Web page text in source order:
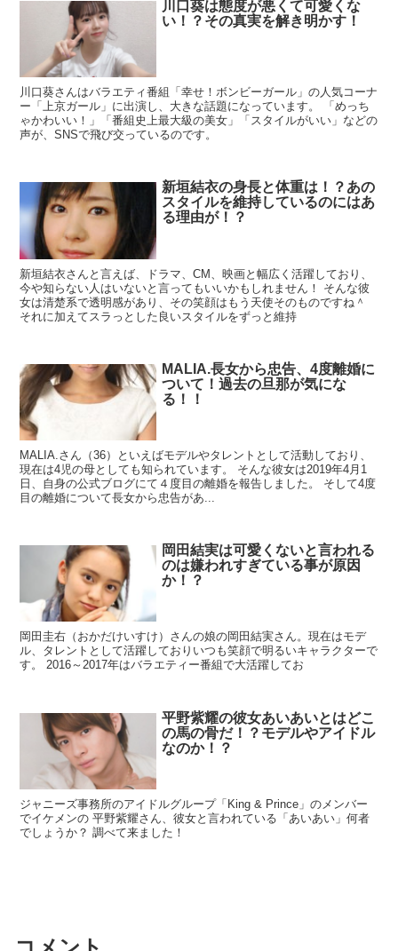
川口葵は態度が悪くて可愛くな
い！？その真実を解き明かす！
川口葵さんはバラエティ番組「幸せ！ボンビーガール」の人気コーナ
ー「上京ガール」に出演し、大きな話題になっています。 「めっち
ゃかわいい！」「番組史上最大級の美女」「スタイルがいい」などの
声が、SNSで飛び交っているのです。
新垣結衣の身長と体重は！？あの
スタイルを維持しているのにはあ
る理由が！？
新垣結衣さんと言えば、ドラマ、CM、映画と幅広く活躍しており、
今や知らない人はいないと言ってもいいかもしれません！ そんな彼
女は清楚系で透明感があり、その笑顔はもう天使そのものですね＾
それに加えてスラっとした良いスタイルをずっと維持
MALIA.長女から忠告、4度離婚に
ついて！過去の旦那が気にな
る！！
MALIA.さん（36）といえばモデルやタレントとして活動しており、
現在は4児の母としても知られています。 そんな彼女は2019年4月1
日、自身の公式ブログにて４度目の離婚を報告しました。 そして4度
目の離婚について長女から忠告があ...
岡田結実は可愛くないと言われる
のは嫌われすぎている事が原因
か！？
岡田圭右（おかだけいすけ）さんの娘の岡田結実さん。現在はモデ
ル、タレントとして活躍しておりいつも笑顔で明るいキャラクターで
す。 2016～2017年はバラエティー番組で大活躍してお
平野紫耀の彼女あいあいとはどこ
の馬の骨だ！？モデルやアイドル
なのか！？
ジャニーズ事務所のアイドルグループ「King & Prince」のメンバー
でイケメンの 平野紫耀さん、彼女と言われている「あいあい」何者
でしょうか？ 調べて来ました！